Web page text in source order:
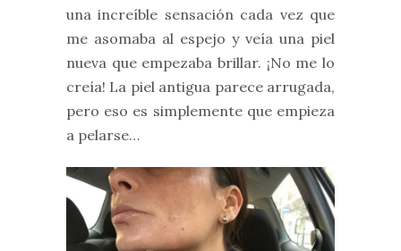
una increíble sensación cada vez que
me asomaba al espejo y veía una piel
nueva que empezaba brillar. ¡No me lo
creía! La piel antigua parece arrugada,
pero eso es simplemente que empieza
a pelarse…